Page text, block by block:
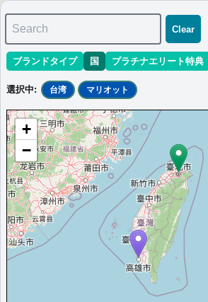
マリオット最新情報ホテル情報(アジア)ホテル
1 - 2 件 / 全 2 件
並び替え: 最低価格目安 開業時期
高雄マリオットホテル
台湾・高雄に位置するマリオット・ホテル
しと快適なご滞在を提供いたします。
台湾高雄
開業:2016
年
最低価格目安:￥4,998
Marriott Bonvoyで価格をみる
ウェルカムギフト朝食選
（一部ホテルラウンジ未設置）,客室アップグレー
Search
Clear
ブランドタイプ 国 プラチナエリート特典
選択中: 台湾 マリオット
+
−